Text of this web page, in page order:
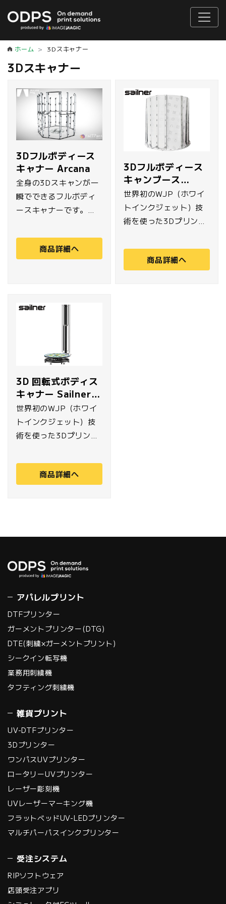
ホーム 3Dスキャナー
3Dスキャナー
3Dフルボディース
キャナー Arcana
全身の3Dスキャンが一
瞬でできるフルボディ
ースキャナーです。ポ
なく、自由な姿勢での
スキャンができます。
3Dモデルを生成しま
カスタマイズもできま
3Dプリンターと組み合
わせることで、フィギ
ュアの制作も行えま
す。
商品詳細へ
3Dフルボディース
キャンブース
Sailner 3D
世界初のWJP（ホワイ
トインクジェット）技
術を使った3Dプリント
Sailner 3D社の産業用
フラッグシップモデル
商品詳細へ
3D 回転式ボディス
キャナー Sailner
3D
世界初のWJP（ホワイ
トインクジェット）技
術を使った3Dプリント
Sailner 3D社の産業用
フラッグシップモデル
商品詳細へ
アパレルプリント
DTFプリンター
ガーメントプリンター(DTG)
DTE(刺繍×ガーメントプリント)
シークイン転写機
業務用刺繍機
タフティング刺繍機
雑貨プリント
UV-DTFプリンター
3Dプリンター
ワンパスUVプリンター
ロータリーUVプリンター
レーザー彫刻機
UVレーザーマーキング機
フラットベッドUV-LEDプリンター
マルチパーパスインクプリンター
受注システム
RIPソフトウェア
店頭受注アプリ